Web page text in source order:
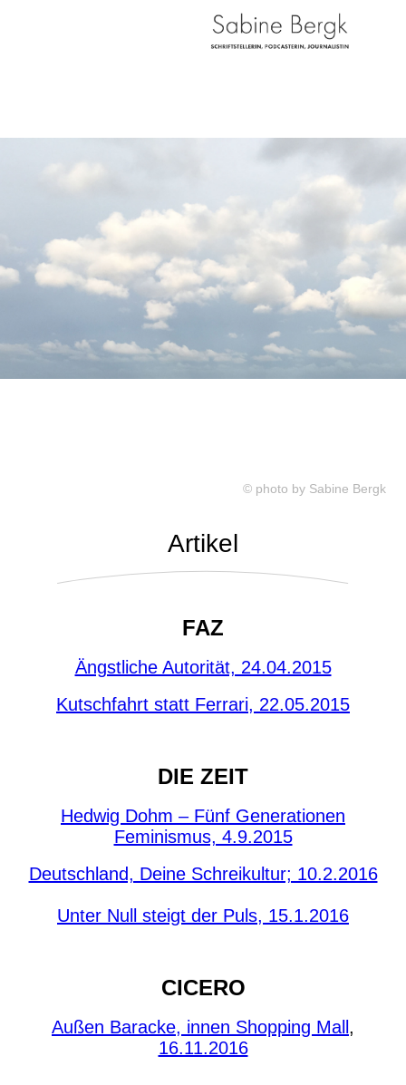
© photo by Sabine Bergk
Artikel
FAZ
Ängstliche Autorität, 24.04.2015
Kutschfahrt statt Ferrari, 22.05.2015
DIE ZEIT
Hedwig Dohm – Fünf Generationen
Feminismus, 4.9.2015
Deutschland, Deine Schreikultur; 10.2.2016
Unter Null steigt der Puls, 15.1.2016
CICERO
Außen Baracke, innen Shopping Mall ,
16.11.2016